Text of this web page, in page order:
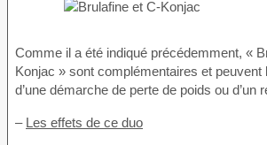
Comme il a été indiqué précédemment, «
Konjac » sont complémentaires et peuvent
d’une démarche de perte de poids ou d’un
– Les effets de ce duo